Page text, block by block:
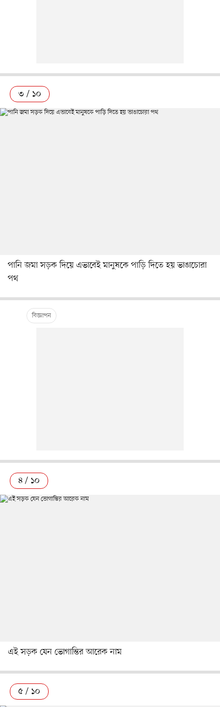
৩ / ১০
পানি জমা সড়ক দিয়ে এভাবেই মানুষকে পাড়ি দিতে হয় ভাঙাচোরা
পথ
৪ / ১০
এই সড়ক যেন ভোগান্তির আরেক নাম
৫ / ১০